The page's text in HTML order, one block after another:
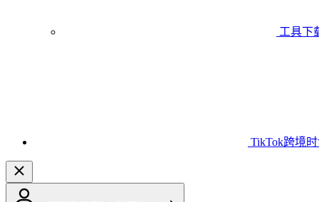
工具下
TikTok跨境